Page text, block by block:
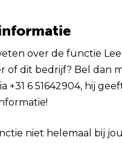
over de functie
of dit bedrijf? Bel dan
+31 6 51642904, hij
niet helemaal bij